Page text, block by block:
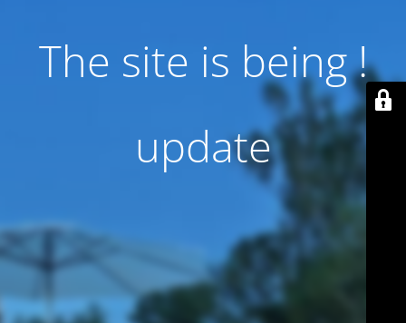
! The site is being
update